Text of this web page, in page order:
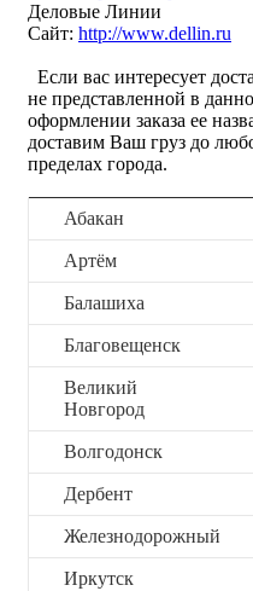
Деловые Линии
Сайт: http://www.dellin.ru
Если вас интересует
не представленной в
оформлении заказа ее
доставим Ваш груз до
пределах города.
Абакан
Артём
Балашиха
Благовещенск
Великий
Новгород
Волгодонск
Дербент
Железнодорожный
Иркутск